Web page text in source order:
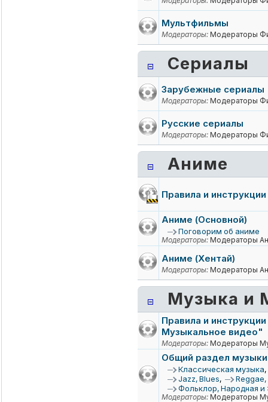
Мультфильмы
Модераторы: Модераторы
Сериалы
Зарубежные сериалы
Модераторы: Модераторы
Русские сериалы
Модераторы: Модераторы
Аниме
Правила и
Аниме (Основной)
Поговорим об аниме
Модераторы: Модераторы
Аниме (Хентай)
Модераторы: Модераторы
Музыка и
Правила и
Музыкальное видео"
Модераторы: Модераторы
Общий раздел музыки
Классическая музыка,
Jazz, Blues,
Reggae,
Фольклор, Народная и
Модераторы: Модераторы